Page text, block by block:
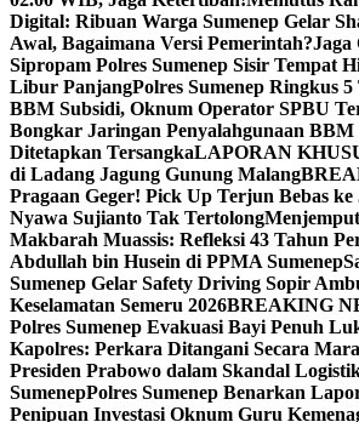
Digital: Ribuan Warga Sumenep Gelar
Awal, Bagaimana Versi Pemerintah?Jaga
Sipropam Polres Sumenep Sisir Tempat
Libur PanjangPolres Sumenep Ringkus
BBM Subsidi, Oknum Operator SPBU
Bongkar Jaringan Penyalahgunaan
Ditetapkan TersangkaLAPORAN
di Ladang Jagung Gunung Malang
Pragaan Geger! Pick Up Terjun Bebas
Nyawa Sujianto Tak Tertolong
Makbarah Muassis: Refleksi 43 Tahun
Abdullah bin Husein di PPMA Sumenep
Sumenep Gelar Safety Driving Sopir
Keselamatan Semeru 2026BREAKING
Polres Sumenep Evakuasi Bayi Penuh
Kapolres: Perkara Ditangani Secara
Presiden Prabowo dalam Skandal
SumenepPolres Sumenep Benarkan
Penipuan Investasi Oknum Guru